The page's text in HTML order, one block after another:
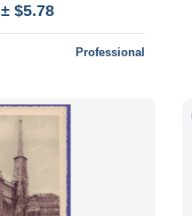
± $5.78
Professional